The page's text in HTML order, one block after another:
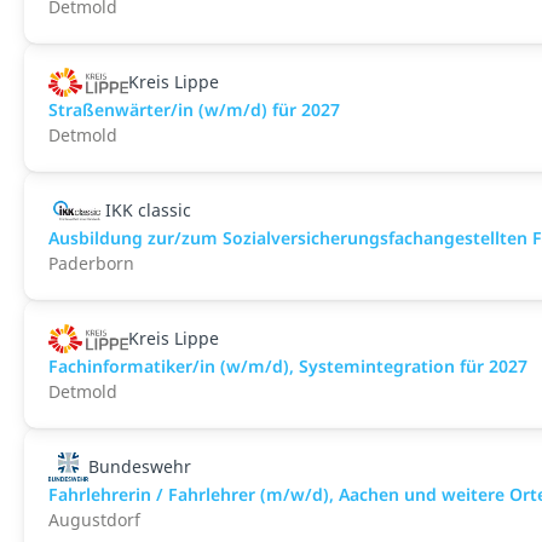
Detmold
Kreis Lippe
Straßenwärter/in (w/m/d) für 2027
Detmold
IKK classic
Aus­bild­ung zur/zum Sozial­versicher­ungs­fach­angestellten­
Paderborn
Kreis Lippe
Fachinformatiker/in (w/m/d), Systemintegration für 2027
Detmold
Bundeswehr
Fahrlehrerin / Fahrlehrer (m/w/d), Aachen und weitere
Augustdorf